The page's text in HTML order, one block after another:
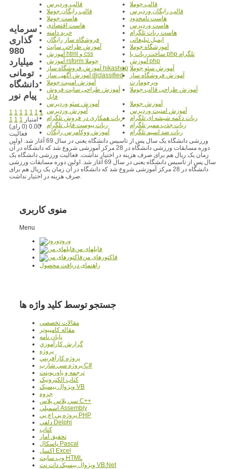
قالب جوملا
قالب وردپرس
قالب رایگان وردپرس
قالب رایگان جوملا
هاست نامحدود
هاست جوملا
هاست وردپرس
هاست اقتصادی
هاست ربات تلگرام
خرید دامنه
ایمیل تبلیغاتی
فروشگاه ساز رایگان
آموزشگاه جوملا
آموزش طراحی سایت
ساخت ربات با php تلگرام
آموزش html و css
آموزش php
آموزش rsform جوملا
آموزش سئو جوملا آموزش فروشگاه ساز hikashop
آموزش فروشگاه ساز
ویرچومارت
آموزش آگهی ساز djclassified
آموزش امنیت جوملا
آموزش طراحی قالب جوملا
آموزش طراحی سایت فروش
فایل
آموزش جوملا
آموزش سئو وردپرس
آموزش امنیت وردپرس
آموزش وردپرس
ربات دکمه شیشه ای تلگرام
ربات همکاری در فروش تلگرام
ربات جذب ممبر تلگرام
ربات پیوست فایل تلگرام
ربات ضد اسپم تلگرام
آموزش ووکامرس رایگان
سرمایه
گذاری
980
میلیارد
تومانی
دانشگاه
پیام نور
1 1 1 1 1 1 1
1 1 1 امتیاز
0.00 (0 رای)
فعالیت
ورزشی دانشگاه یک سال پس از تاسیس دانشگاه یعنی در سال 69 آغاز شد. اولین
دوره مسابقات ورزشی دانشگاه در 28 مرکز آموزشی شروع شد که دانشگاه در آن
زمان یک ریال هم برای صرف هزینه در اختیار نداشت. فعالیت ورزشی دانشگاه یک
سال پس از تاسیس دانشگاه یعنی در سال 69 آغاز شد. اولین دوره مسابقات ورزشی
دانشگاه در 28 مرکز آموزشی شروع شد که دانشگاه در آن زمان یک ریال هم برای
صرف هزینه در اختیار نداشت.
منوی کاربری
Menu
ورود
فایلهای من
فاکتورهای من
راهنمای دریافت محصول
جستجو توسط کلید واژه ها
مقالات تخصصي
مقاله کامپیوتر
پایان نامه
گزارش کارآموزي
پروژه
پروژه کارآفريني
پروژه سي شارپ C#
ترجمه و پاورپوينت
کتاب الکترونيک
ويژوال بيسيک VB
جزوه
سي پلاس پلاس C++
اسمبلي Assembly
پروژه پي اچ پي PHP
دلفي Delphi
کتاب
تحقيق آمار
پاسکال Pascal
اکسل Excel
وب سايت HTML
ويژوال بيسيک دات نت VB.Net